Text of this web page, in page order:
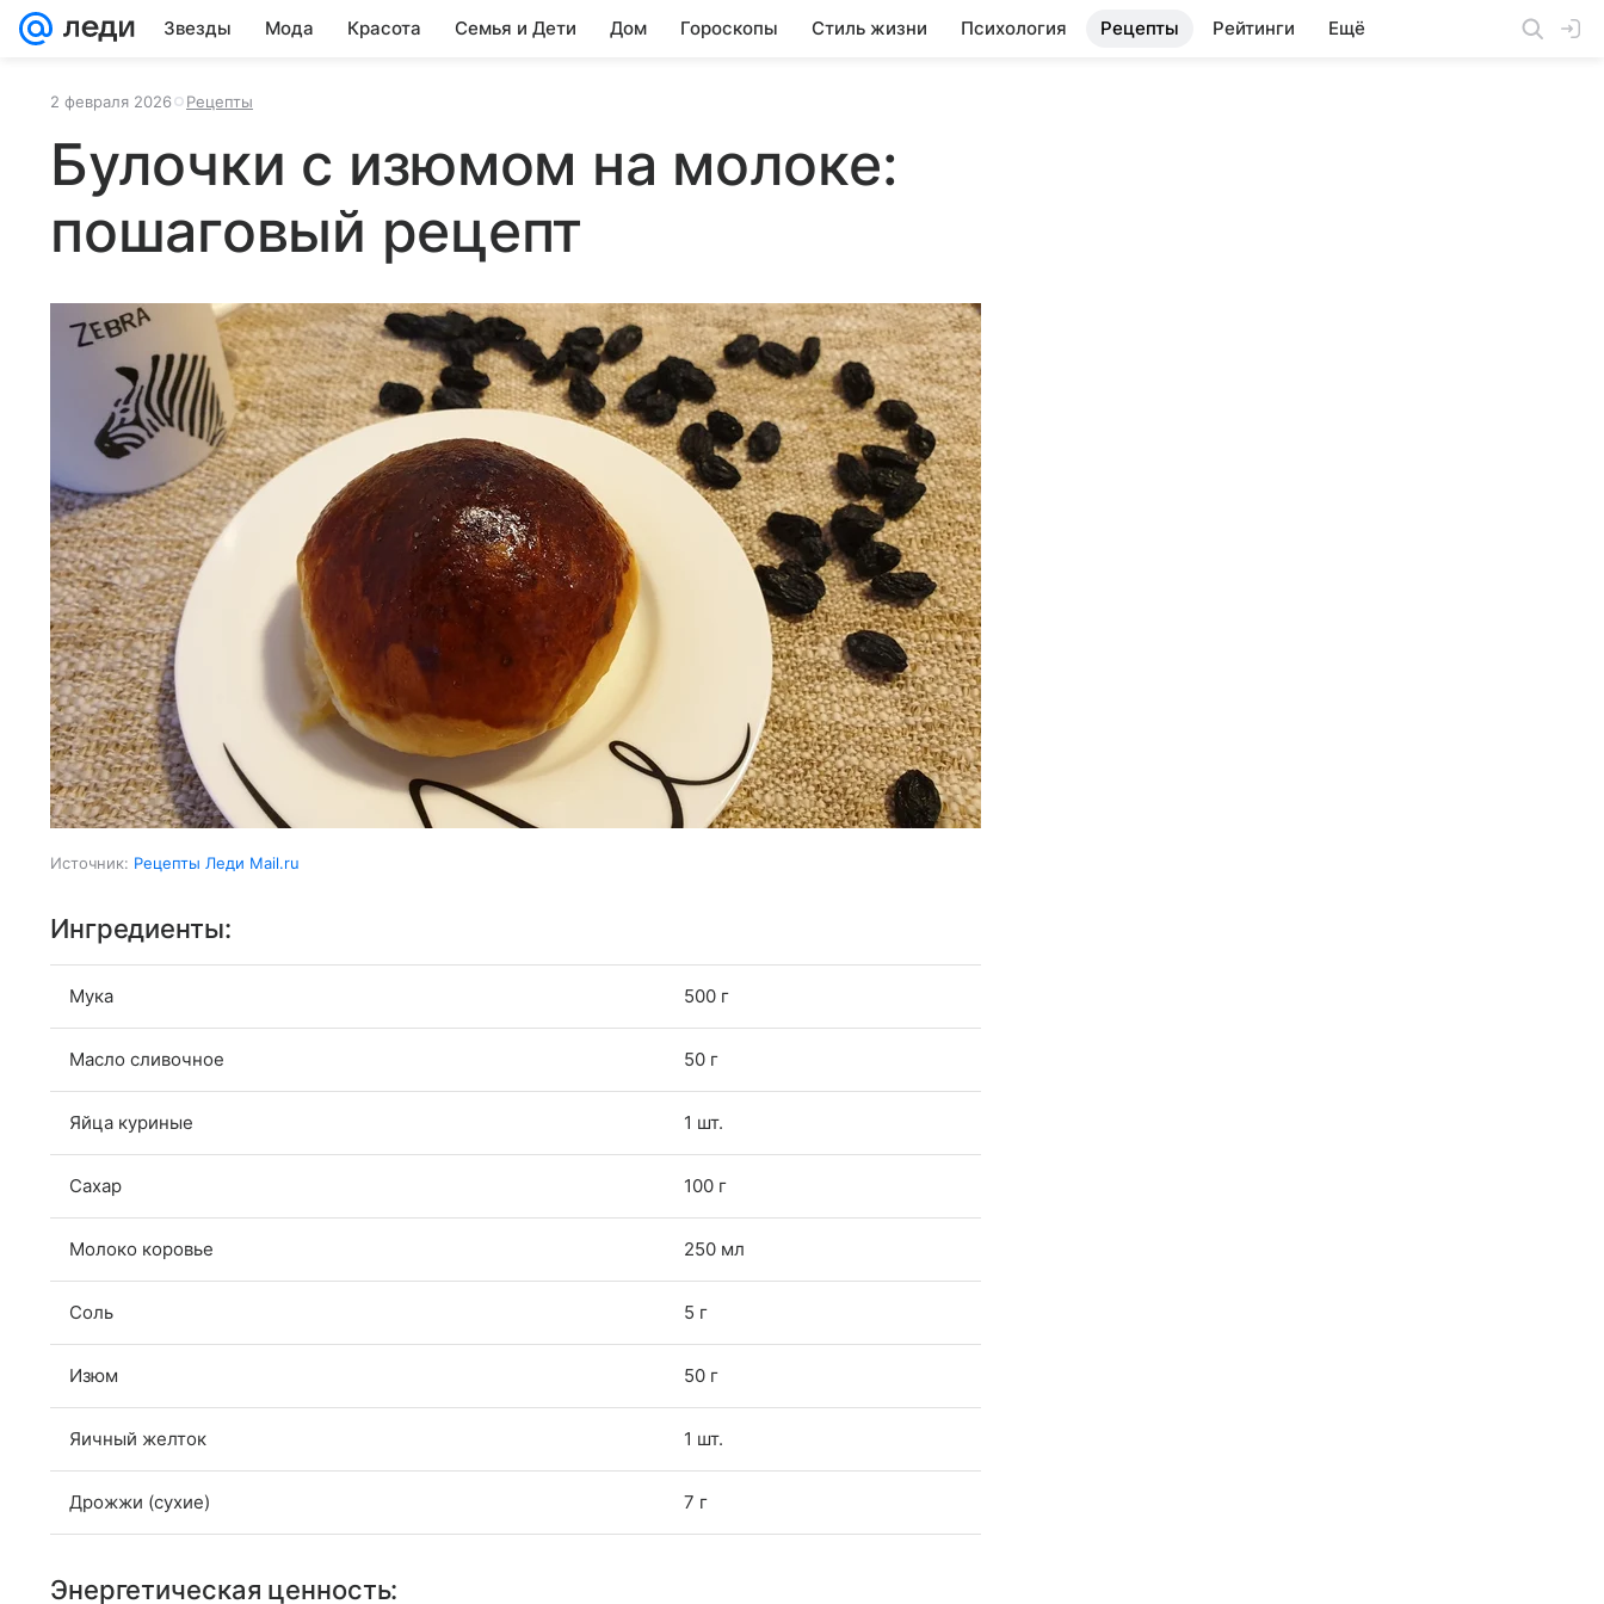
Звезды Мода Красота Семья и Дети Дом Гороскопы Стиль жизни Психология Рецепты Рейтинги Ещё
2 февраля 2026 Рецепты
Булочки с изюмом на молоке:
пошаговый рецепт
Источник: Рецепты Леди Mail.ru
Ингредиенты:
Мука 500 г
Масло сливочное 50 г
Яйца куриные 1 шт.
Сахар 100 г
Молоко коровье 250 мл
Соль 5 г
Изюм 50 г
Яичный желток 1 шт.
Дрожжи (сухие) 7 г
Энергетическая ценность: